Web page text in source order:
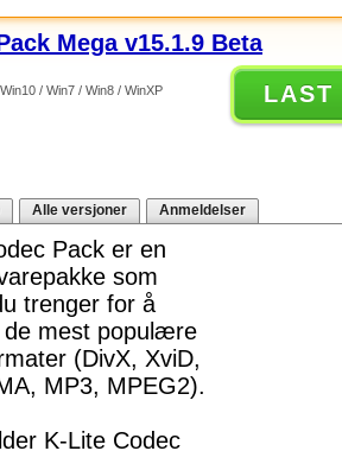
Mega v15.1.9 Beta
/ Win7 / Win8 / WinXP LAST
Alle versjoner Anmeldelser
Pack er en
som
trenger for å
de mest populære
(DivX, XviD,
MP3, MPEG2).
K-Lite Codec